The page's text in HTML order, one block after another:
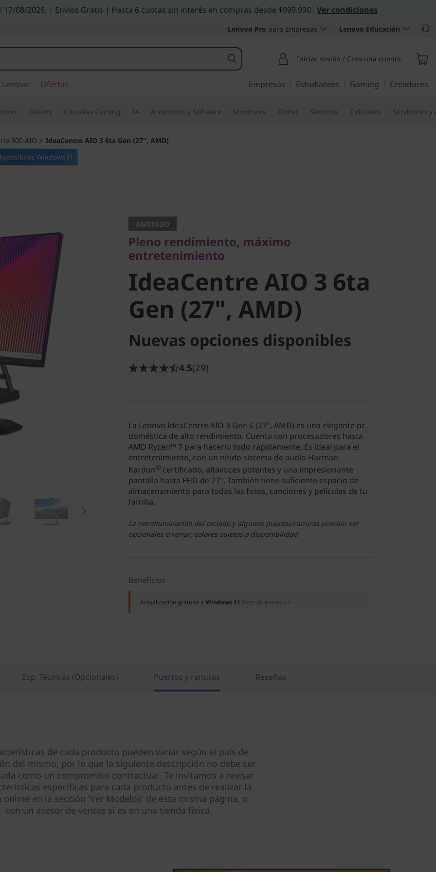
08/2026. | Envíos Gratis | Hasta 6 cuotas sin interés en compras desde $999.990. Ver condiciones
Lenovo Pro para Empresas Lenovo Educación
Iniciar sesión / Crea una cuenta
Ofertas Empresas Estudiantes Gaming Creadores
Tablets Consolas Gaming IA Accesorios y Software Monitores Outlet Servicios Celulares Servidores y
300 AIO > IdeaCentre AIO 3 6ta Gen (27", AMD)
entretenimiento
IdeaCentre AIO 3
6ta Gen (27", AMD)
AGOTADO
Pleno rendimiento, máximo
entretenimiento
IdeaCentre AIO 3 6ta
Gen (27", AMD)
Nuevas opciones disponibles
4.5(29)
La Lenovo IdeaCentre AIO 3 Gen 6 (27", AMD) es una elegante pc
doméstica de alto rendimiento. Cuenta con procesadores hasta
AMD Ryzen™ 7 para hacerlo todo rápidamente. Es ideal para el
entretenimiento, con un nítido sistema de audio Harman
Kardon® certificado, altavoces potentes y una impresionante
pantalla hasta FHD de 27". También tiene suficiente espacio de
almacenamiento para todas las fotos, canciones y películas de tu
familia.
La retroiluminación del teclado y algunos puertos/ranuras pueden ser
opcionales o variar; colores sujetos a disponibilidad
Beneficios
Actualización gratuita a Windows 11 Descubre más > >
Esp. Técnicas (Opcionales) Puertos y ranuras Reseñas
de cada producto pueden variar según el país de
del mismo, por lo que la siguiente descripción no debe ser
como un compromiso contractual. Te invitamos a revisar
específicas para cada producto antes de realizar la
online en la sección 'Ver Modelos' de esta misma página, o
con un asesor de ventas si es en una tienda física.